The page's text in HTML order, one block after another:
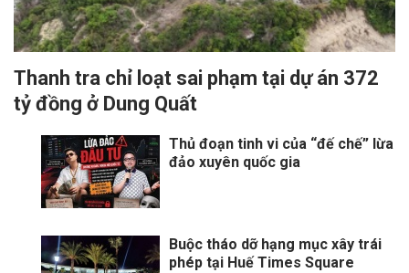
Thanh tra chỉ loạt sai phạm tại dự án 372
tỷ đồng ở Dung Quất
Thủ đoạn tinh vi của “đế chế” lừa
đảo xuyên quốc gia
Buộc tháo dỡ hạng mục xây trái
phép tại Huế Times Square